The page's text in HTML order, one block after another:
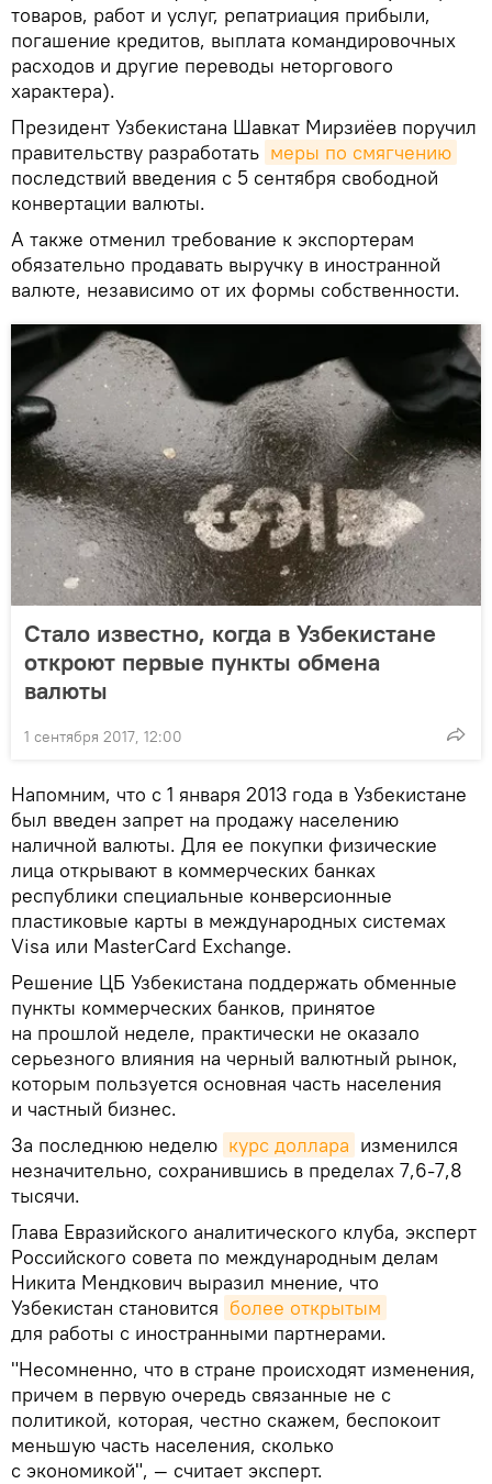
товаров, работ и услуг, репатриация прибыли,
погашение кредитов, выплата командировочных
расходов и другие переводы неторгового
характера).
Президент Узбекистана Шавкат Мирзиёев поручил
правительству разработать меры по смягчению
последствий введения с 5 сентября свободной
конвертации валюты.
А также отменил требование к экспортерам
обязательно продавать выручку в иностранной
валюте, независимо от их формы собственности.
Стало известно, когда в Узбекистане
откроют первые пункты обмена
валюты
1 сентября 2017, 12:00
Напомним, что с 1 января 2013 года в Узбекистане
был введен запрет на продажу населению
наличной валюты. Для ее покупки физические
лица открывают в коммерческих банках
республики специальные конверсионные
пластиковые карты в международных системах
Visa или MasterCard Exchange.
Решение ЦБ Узбекистана поддержать обменные
пункты коммерческих банков, принятое
на прошлой неделе, практически не оказало
серьезного влияния на черный валютный рынок,
которым пользуется основная часть населения
и частный бизнес.
За последнюю неделю курс доллара изменился
незначительно, сохранившись в пределах 7,6-7,8
тысячи.
Глава Евразийского аналитического клуба, эксперт
Российского совета по международным делам
Никита Мендкович выразил мнение, что
Узбекистан становится более открытым
для работы с иностранными партнерами.
"Несомненно, что в стране происходят изменения,
причем в первую очередь связанные не с
политикой, которая, честно скажем, беспокоит
меньшую часть населения, сколько
с экономикой", — считает эксперт.